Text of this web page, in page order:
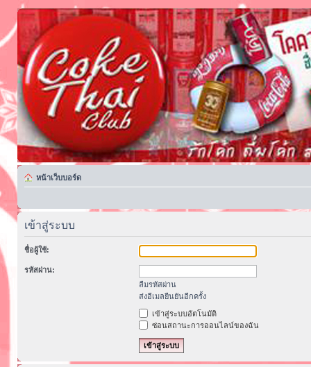
หน้าเว็บบอร์ด
เข้าสู่ระบบ
ชื่อผู้ใช้:
รหัสผ่าน:
ลืมรหัสผ่าน
ส่งอีเมลยืนยันอีกครั้ง
เข้าสู่ระบบอัตโนมัติ
ซ่อนสถานะการออนไลน์ของฉัน